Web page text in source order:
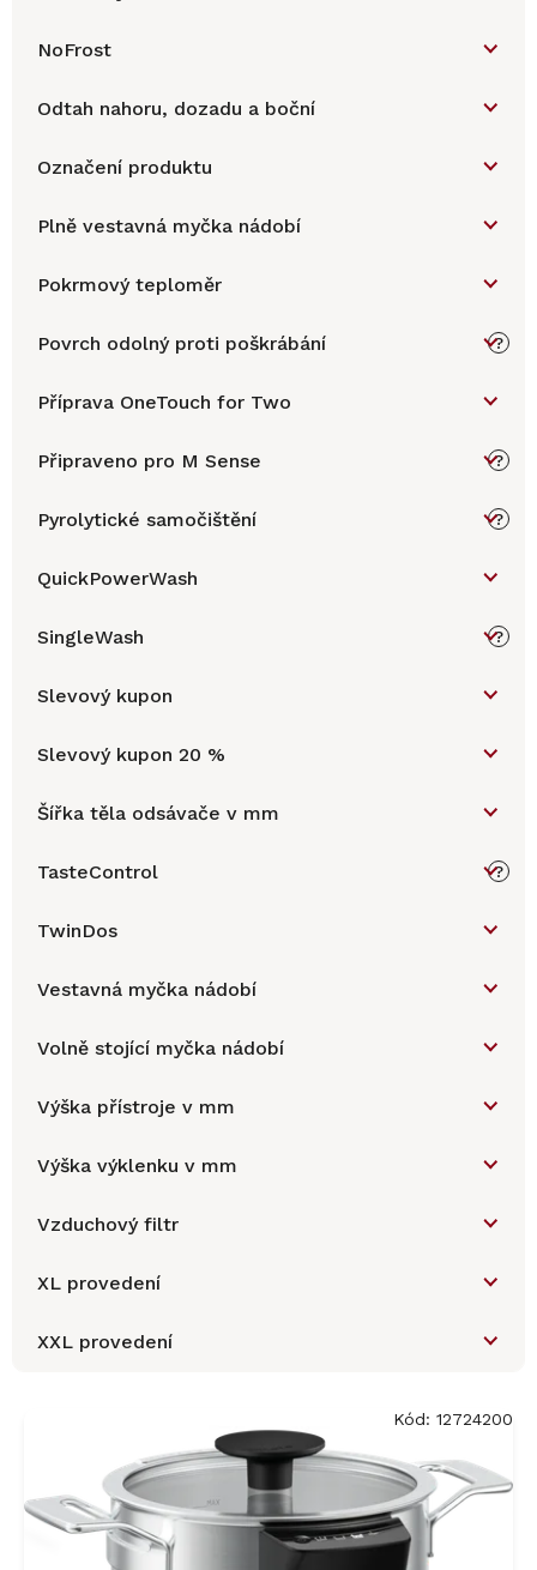
NoFrost
Odtah nahoru, dozadu a boční
Označení produktu
Plně vestavná myčka nádobí
Pokrmový teploměr
Povrch odolný proti poškrábání ?
Příprava OneTouch for Two
Připraveno pro M Sense ?
Pyrolytické samočištění ?
QuickPowerWash
SingleWash ?
Slevový kupon
Slevový kupon 20 %
Šířka těla odsávače v mm
TasteControl ?
TwinDos
Vestavná myčka nádobí
Volně stojící myčka nádobí
Výška přístroje v mm
Výška výklenku v mm
Vzduchový filtr
XL provedení
XXL provedení
p
Kód: 12724200